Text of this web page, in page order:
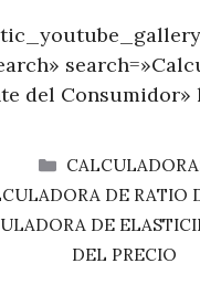
del Consumidor»
CATEGORÍAS
DE RATIO
DE
DEL PRECIO